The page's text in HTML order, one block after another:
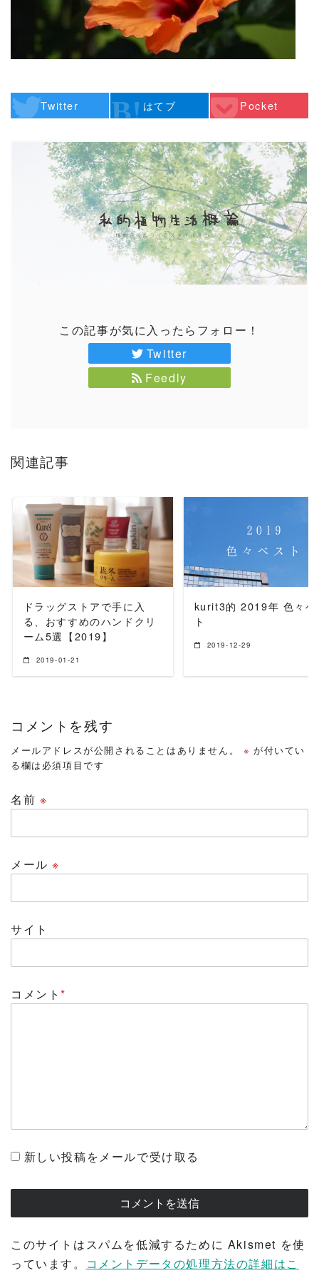
Twitter はてブ Pocket
この記事が気に入ったらフォロー！
Twitter
Feedly
関連記事
READ MORE
ドラッグストアで手に入
る、おすすめのハンドクリ
ーム5選【2019】
2019-01-21
kurit3的 2019年 色々ベ
ト
2019-12-29
コメントを残す
メールアドレスが公開されることはありません。 ※ が付いてい
る欄は必須項目です
名前 ※
メール※
サイト
コメント*
新しい投稿をメールで受け取る
このサイトはスパムを低減するために Akismet を使
っています。
コメントデータの処理方法の詳細はこ